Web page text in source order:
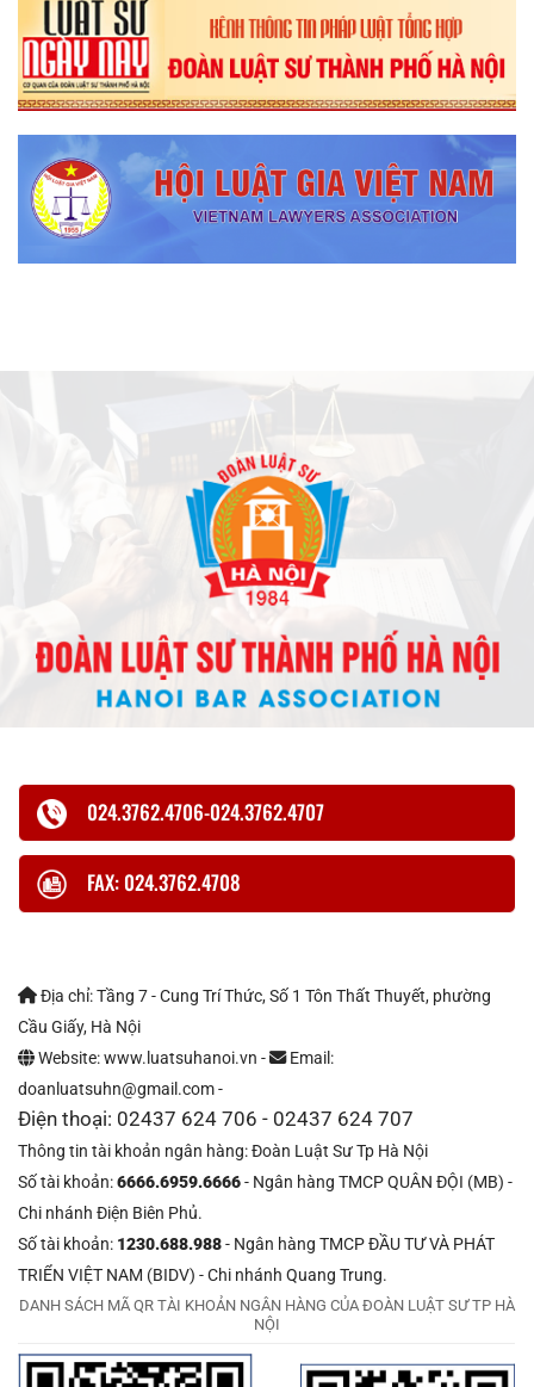
024.3762.4706-024.3762.4707
FAX: 024.3762.4708
Địa chỉ: Tầng 7 - Cung Trí Thức, Số 1 Tôn Thất Thuyết, phường
Cầu Giấy, Hà Nội
Website: www.luatsuhanoi.vn -
Email:
doanluatsuhn@gmail.com -
Điện thoại: 02437 624 706 - 02437 624 707
Thông tin tài khoản ngân hàng: Đoàn Luật Sư Tp Hà Nội
Số tài khoản:6666.6959.6666- Ngân hàng TMCP QUÂN ĐỘI (MB) -
Chi nhánh Điện Biên Phủ.
Số tài khoản: 1230.688.988- Ngân hàng TMCP ĐẦU TƯ VÀ PHÁT
TRIỂN VIỆT NAM (BIDV) - Chi nhánh Quang Trung.
DANH SÁCH MÃ QR TÀI KHOẢN NGÂN HÀNG CỦA ĐOÀN LUẬT SƯ TP HÀ
NỘI